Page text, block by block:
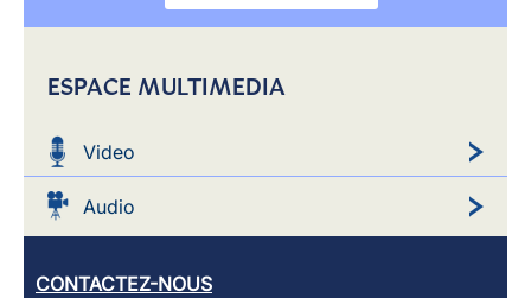
ESPACE MULTIMEDIA
Video
Audio
CONTACTEZ-NOUS